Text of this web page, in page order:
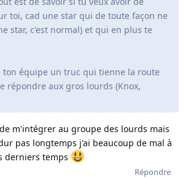
toi, cad une star qui de toute façon ne
star, c'est normal) et qui en plus te
ton équipe un truc qui tienne la route
répondre aux gros lourds (Knox,
m'intégrer au groupe des lourds mais
pas longtemps j'ai beaucoup de mal à
derniers temps
Répondre